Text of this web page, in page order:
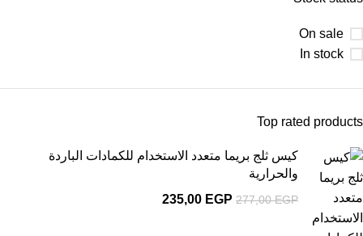
On sale
In stock
Top rated products
كيس ثلج بريما متعدد الاستخدام للكمادات الباردة
والحرارية
277,00EGP
235,00 EGP